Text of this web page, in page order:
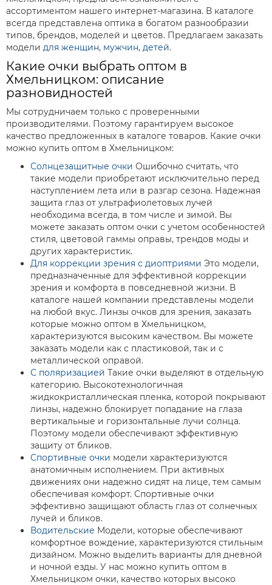
ассортиментом нашего интернет-магазина. В каталоге
всегда представлена оптика в богатом разнообразии
типов, брендов, моделей и цветов. Предлагаем заказать
модели для женщин, мужчин, детей.
Какие очки выбрать оптом в
Хмельницком: описание
разновидностей
Мы сотрудничаем только с проверенными
производителями. Поэтому гарантируем высокое
качество предложенных в каталоге товаров. Какие очки
можно купить оптом в Хмельницком:
Солнцезащитные очки Ошибочно считать, что
такие модели приобретают исключительно перед
наступлением лета или в разгар сезона. Надежная
защита глаз от ультрафиолетовых лучей
необходима всегда, в том числе и зимой. Вы
можете заказать оптом очки с учетом особенностей
стиля, цветовой гаммы оправы, трендов моды и
других характеристик.
Для коррекции зрения с диоптриями Это модели,
предназначенные для эффективной коррекции
зрения и комфорта в повседневной жизни. В
каталоге нашей компании представлены модели
на любой вкус. Линзы очков для зрения, заказать
которые можно оптом в Хмельницком,
характеризуются высоким качеством. Вы можете
заказать модели как с пластиковой, так и с
металлической оправой.
С поляризацией Такие очки выделяют в отдельную
категорию. Высокотехнологичная
жидкокристаллическая пленка, которой покрывают
линзы, надежно блокирует попадание на глаза
вертикальные и горизонтальные лучи солнца.
Поэтому модели обеспечивают эффективную
защиту от бликов.
Спортивные очки модели характеризуются
анатомичным исполнением. При активных
движениях они надежно сидят на лице, тем самым
обеспечивая комфорт. Спортивные очки
эффективно защищают область глаз от солнечных
лучей и бликов.
Водительские Модели, которые обеспечивают
комфортное вождение, характеризуются стильным
дизайном. Можно выделить варианты для дневной
и ночной езды. У нас можно купить оптом в
Хмельницком очки, качество которых высоко